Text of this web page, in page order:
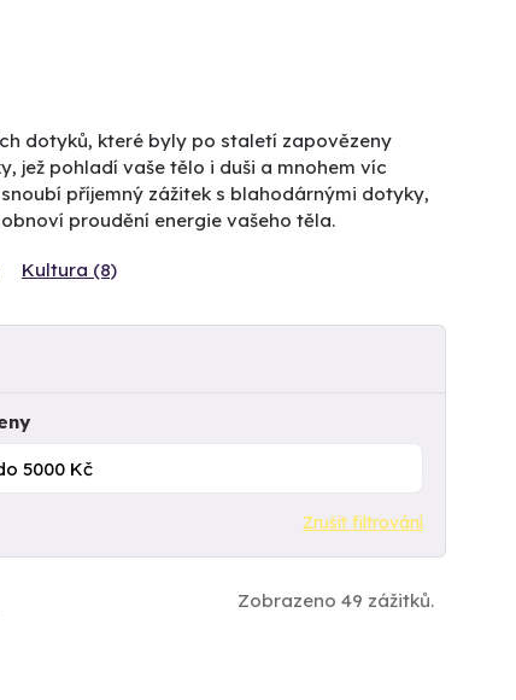
dotyků, které byly po staletí zapovězeny
jež pohladí vaše tělo i duši a mnohem víc
příjemný zážitek s blahodárnými dotyky,
proudění energie vašeho těla.
Kultura (8)
Zrušit filtrování
Zobrazeno 49 zážitků.